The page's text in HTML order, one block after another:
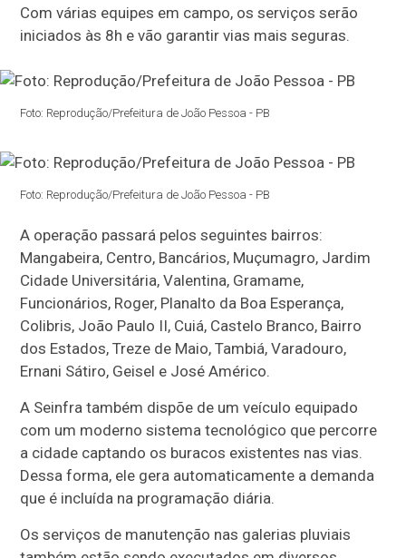
Com várias equipes em campo, os serviços serão
iniciados às 8h e vão garantir vias mais seguras.
Foto: Reprodução/Prefeitura de João Pessoa - PB
Foto: Reprodução/Prefeitura de João Pessoa - PB
A operação passará pelos seguintes bairros:
Mangabeira, Centro, Bancários, Muçumagro, Jardim
Cidade Universitária, Valentina, Gramame,
Funcionários, Roger, Planalto da Boa Esperança,
Colibris, João Paulo II, Cuiá, Castelo Branco, Bairro
dos Estados, Treze de Maio, Tambiá, Varadouro,
Ernani Sátiro, Geisel e José Américo.
A Seinfra também dispõe de um veículo equipado
com um moderno sistema tecnológico que percorre
a cidade captando os buracos existentes nas vias.
Dessa forma, ele gera automaticamente a demanda
que é incluída na programação diária.
Os serviços de manutenção nas galerias pluviais